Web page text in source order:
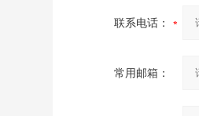
联系电话：
常用邮箱：